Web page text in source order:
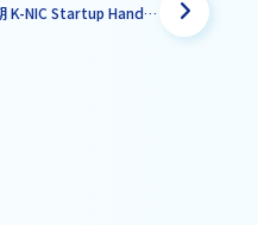
2022年度上期 K-NIC Startup Hands on Program 支援対象者の決定のお知らせ